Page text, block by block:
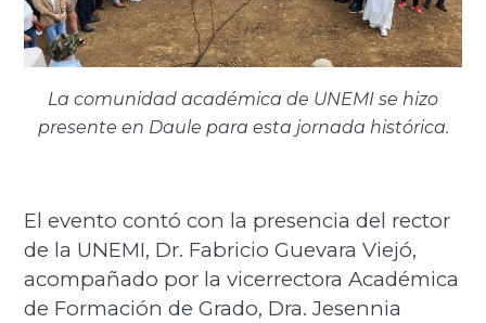
La comunidad académica de UNEMI se hizo
presente en Daule para esta jornada histórica.
El evento contó con la presencia del rector
de la UNEMI, Dr. Fabricio Guevara Viejó,
acompañado por la vicerrectora Académica
de Formación de Grado, Dra. Jesennia